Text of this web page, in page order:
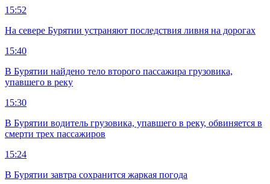
15:52
На севере Бурятии устраняют последствия ливня на дорогах
15:40
В Бурятии найдено тело второго пассажира грузовика,
упавшего в реку
15:30
В Бурятии водитель грузовика, упавшего в реку, обвиняется в
смерти трех пассажиров
15:24
В Бурятии завтра сохранится жаркая погода